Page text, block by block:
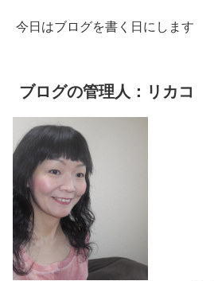
今日はブログを書く日にします
ブログの管理人：リカコ